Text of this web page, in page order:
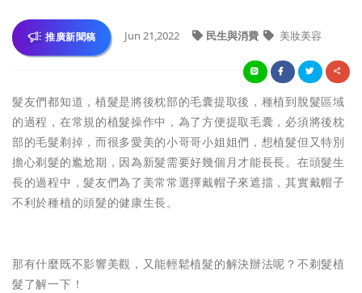
推廣新聞稿 Jun 21,2022 民生與消費 美妝美容
髮友們都知道，植髮是將後枕部的毛囊提取後，種植到脫髮區域
的過程，在常規的植髮操作中，為了方便提取毛囊，必須將後枕
部的毛髮剃掉，而很多愛美的小哥哥小姐姐們，想植髮但又特別
擔心剃髮的尷尬期，因為新髮需要好幾個月才能長長。在頭髮生
長的過程中，髮友們為了美常常選擇戴帽子來遮擋，其實戴帽子
不利於種植的頭髮的健康生長。
那有什麼既不影響美觀，又能輕鬆植髮的解決辦法呢？不剃髮植
髮了解一下！